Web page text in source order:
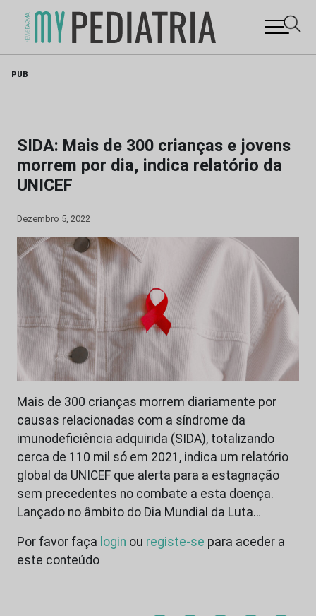
PUB
SIDA: Mais de 300 crianças e jovens
morrem por dia, indica relatório da
UNICEF
Dezembro 5, 2022
Mais de 300 crianças morrem diariamente por
causas relacionadas com a síndrome da
imunodeficiência adquirida (SIDA), totalizando
cerca de 110 mil só em 2021, indica um relatório
global da UNICEF que alerta para a estagnação
sem precedentes no combate a esta doença.
Lançado no âmbito do Dia Mundial da Luta…
Por favor faça login ou registe-se para aceder a
este conteúdo